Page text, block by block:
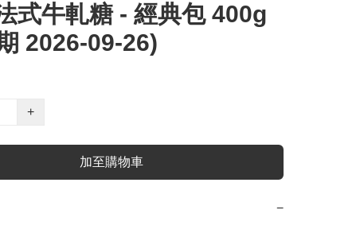
式牛軋糖 - 經典包 400g
2026-09-26)
+
加至購物車
−